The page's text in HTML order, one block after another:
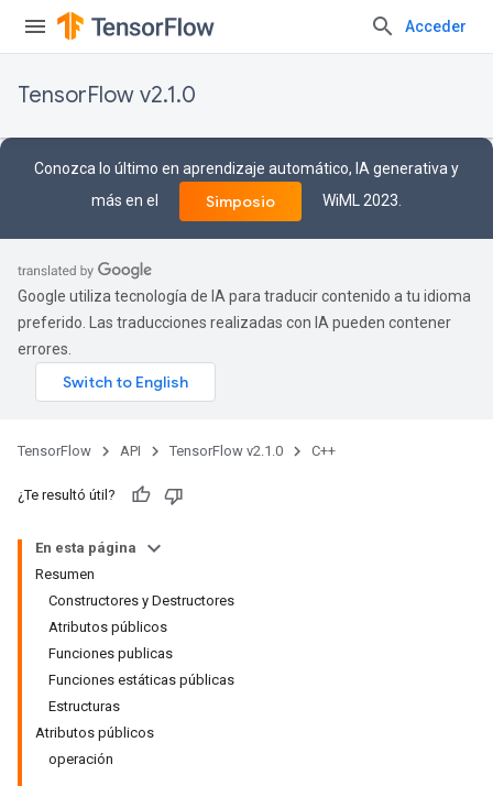
Acceder
TensorFlow v2.1.0
Conozca lo último en aprendizaje automático, IA generativa y
más en el
Simposio WiML 2023.
Google utiliza tecnología de IA para traducir contenido a tu idioma
preferido. Las traducciones realizadas con IA pueden contener
errores.
TensorFlow API TensorFlow v2.1.0 C++
¿Te resultó útil?
En esta página
Resumen
Constructores y Destructores
Atributos públicos
Funciones publicas
Funciones estáticas públicas
Estructuras
Atributos públicos
operación